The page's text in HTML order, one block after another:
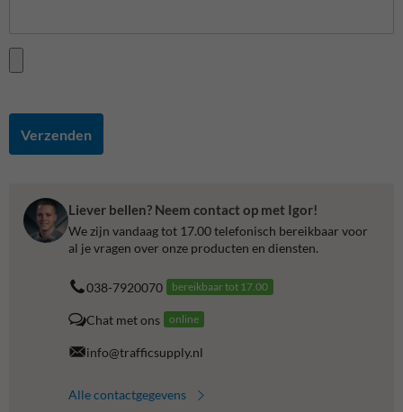
Verzenden
Liever bellen? Neem contact op met Igor!
We zijn vandaag tot 17.00 telefonisch bereikbaar voor
al je vragen over onze producten en diensten.
038-7920070 bereikbaar tot 17.00
Chat met ons online
info@trafficsupply.nl
Alle contactgegevens